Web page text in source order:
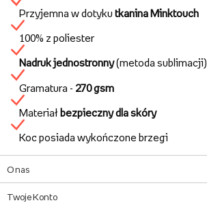
Przyjemna w dotyku tkanina Minktouch
100% z poliester
Nadruk jednostronny(metoda sublimacji)
Gramatura - 270 gsm
Materiał bezpieczny dla skóry
Koc posiada wykończone brzegi
O nas
Twoje Konto